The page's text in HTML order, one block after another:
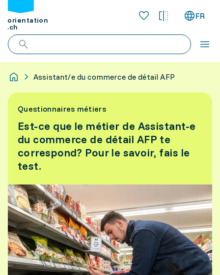
orientation
.ch
FR
Assistant/e du commerce de détail AFP
Questionnaires métiers
Est-ce que le métier de Assistant-e
du commerce de détail AFP te
correspond? Pour le savoir, fais le
test.